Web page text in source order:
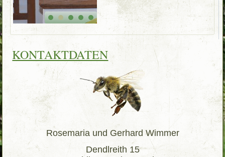
KONTAKTDATEN
Rosemaria und Gerhard Wimmer
Dendlreith 15